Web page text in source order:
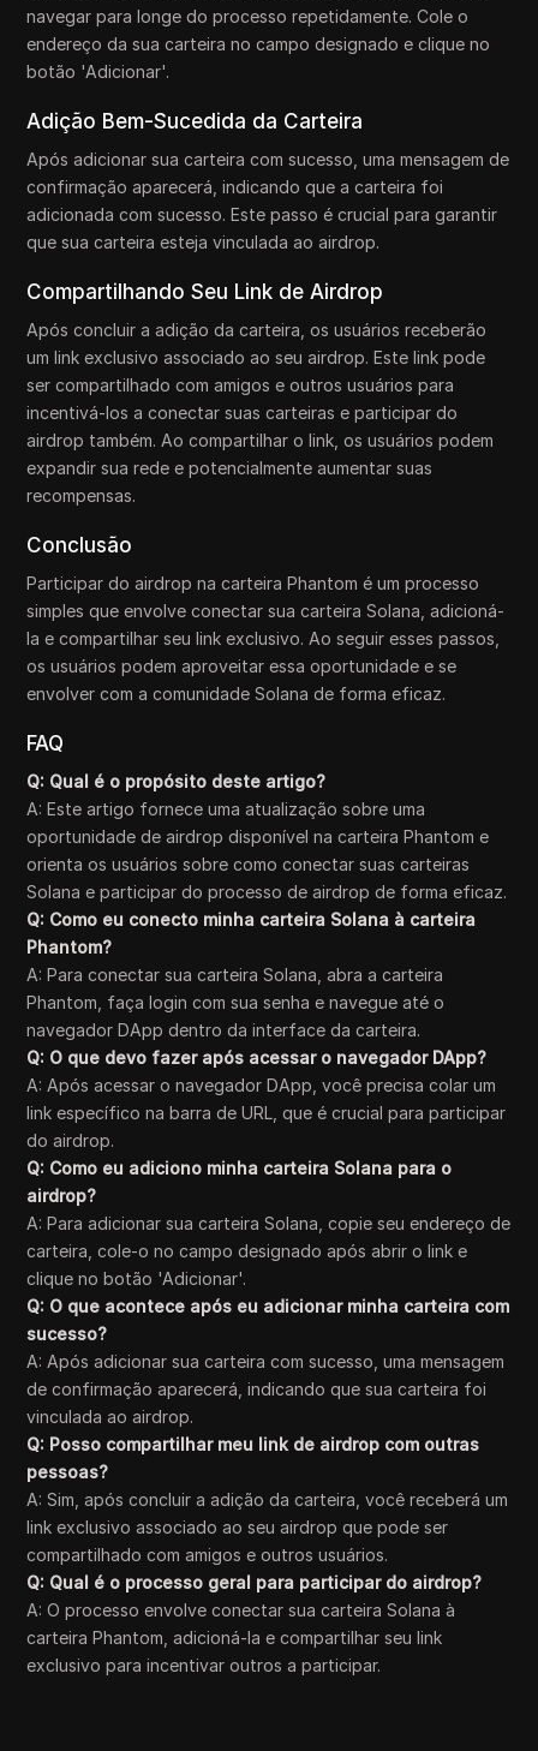
navegar para longe do processo repetidamente. Cole o
endereço da sua carteira no campo designado e clique no
botão 'Adicionar'.
Adição Bem-Sucedida da Carteira
Após adicionar sua carteira com sucesso, uma mensagem de
confirmação aparecerá, indicando que a carteira foi
adicionada com sucesso. Este passo é crucial para garantir
que sua carteira esteja vinculada ao airdrop.
Compartilhando Seu Link de Airdrop
Após concluir a adição da carteira, os usuários receberão
um link exclusivo associado ao seu airdrop. Este link pode
ser compartilhado com amigos e outros usuários para
incentivá-los a conectar suas carteiras e participar do
airdrop também. Ao compartilhar o link, os usuários podem
expandir sua rede e potencialmente aumentar suas
recompensas.
Conclusão
Participar do airdrop na carteira Phantom é um processo
simples que envolve conectar sua carteira Solana, adicioná-
la e compartilhar seu link exclusivo. Ao seguir esses passos,
os usuários podem aproveitar essa oportunidade e se
envolver com a comunidade Solana de forma eficaz.
FAQ
Q: Qual é o propósito deste artigo?
A: Este artigo fornece uma atualização sobre uma
oportunidade de airdrop disponível na carteira Phantom e
orienta os usuários sobre como conectar suas carteiras
Solana e participar do processo de airdrop de forma eficaz.
Q: Como eu conecto minha carteira Solana à carteira
Phantom?
A: Para conectar sua carteira Solana, abra a carteira
Phantom, faça login com sua senha e navegue até o
navegador DApp dentro da interface da carteira.
Q: O que devo fazer após acessar o navegador DApp?
A: Após acessar o navegador DApp, você precisa colar um
link específico na barra de URL, que é crucial para participar
do airdrop.
Q: Como eu adiciono minha carteira Solana para o
airdrop?
A: Para adicionar sua carteira Solana, copie seu endereço de
carteira, cole-o no campo designado após abrir o link e
clique no botão 'Adicionar'.
Q: O que acontece após eu adicionar minha carteira com
sucesso?
A: Após adicionar sua carteira com sucesso, uma mensagem
de confirmação aparecerá, indicando que sua carteira foi
vinculada ao airdrop.
Q: Posso compartilhar meu link de airdrop com outras
pessoas?
A: Sim, após concluir a adição da carteira, você receberá um
link exclusivo associado ao seu airdrop que pode ser
compartilhado com amigos e outros usuários.
Q: Qual é o processo geral para participar do airdrop?
A: O processo envolve conectar sua carteira Solana à
carteira Phantom, adicioná-la e compartilhar seu link
exclusivo para incentivar outros a participar.